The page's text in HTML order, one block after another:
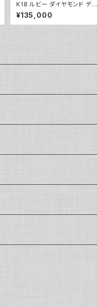
K18 ルビー ダイヤモンド デザ
インリング 18金 指輪 10号 Y
05245
¥135,000